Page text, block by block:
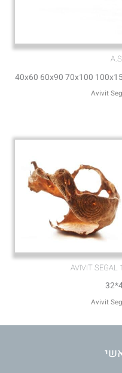
40x60 60x90 70x100
Avivit
AVIVIT SEGAL
Avivit